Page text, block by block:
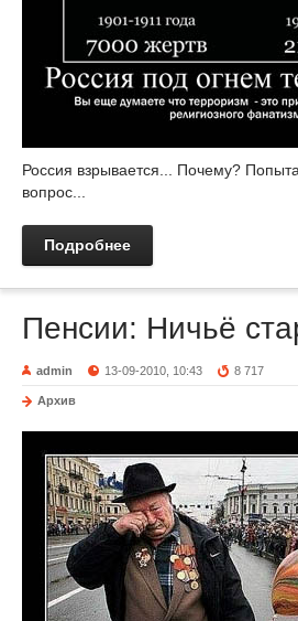
Россия взрывается... Почему?
вопрос...
Подробнее
Пенсии: Ничьё
admin 13-09-2010, 10:43 8 717
Архив